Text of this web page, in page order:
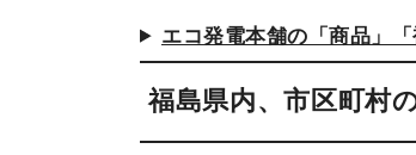
エコ発電本舗の「商品」
福島県内、市区町村